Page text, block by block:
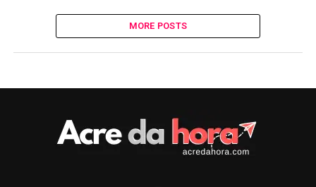
MORE POSTS